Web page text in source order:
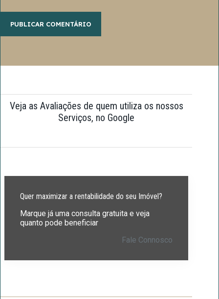
PUBLICAR COMENTÁRIO
Veja as Avaliações de quem utiliza os nossos
Serviços, no Google
Quer maximizar a rentabilidade do seu Imóvel?
Marque já uma consulta gratuita e veja
quanto pode beneficiar
Fale Connosco